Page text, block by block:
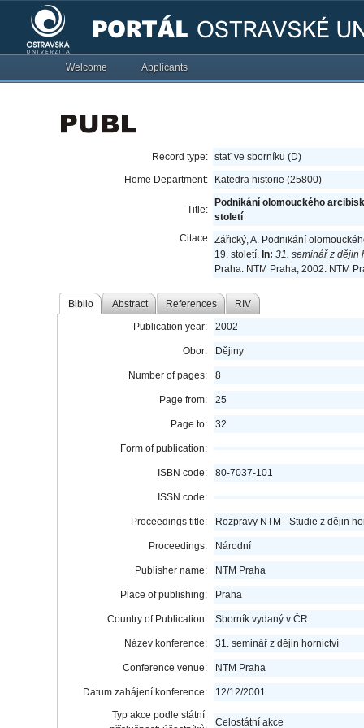
Welcome Applicants
Record type: stať ve sborníku (D)
Home Department:
Katedra historie (25800)
Title:
Podnikání olomouckého
století
Citace
Zářický, A. Podnikání
19. století. In: 31. seminář z dějin
Praha: NTM Praha, 2002. NTM
Biblio Abstract References RIV
Publication year: 2002
Obor: Dějiny
Number of pages: 8
Page from: 25
Page to: 32
Form of publication:
ISBN code: 80-7037-101
ISSN code:
Proceedings title: Rozpravy NTM - Studie z dějin
Proceedings: Národní
Publisher name: NTM Praha
Place of publishing: Praha
Country of Publication: Sborník vydaný v ČR
Název konference: 31. seminář z dějin hornictví
Conference venue: NTM Praha
Datum zahájení konference:
12/12/2001
Typ akce podle státní
Celostátní akce